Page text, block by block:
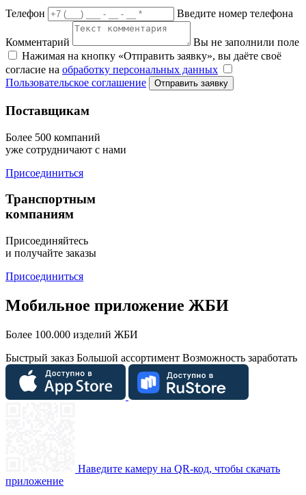
Телефон Введите номер телефона
Комментарий
Вы не заполнили поле
Нажимая на кнопку «Отправить заявку», вы даёте своё
согласие на обработку персональных данных
Пользовательское соглашение
Отправить заявку
Поставщикам
Более 500 компаний
уже сотрудничают с нами
Присоединиться
Транспортным
компаниям
Присоединяйтесь
и получайте заказы
Присоединиться
Мобильное приложение ЖБИ
Более 100.000 изделий ЖБИ
Быстрый заказ Большой ассортимент Возможность заработать
Наведите камеру на QR-код, чтобы скачать
приложение